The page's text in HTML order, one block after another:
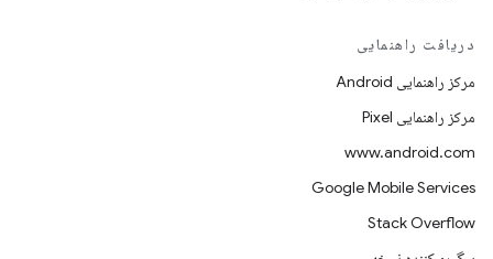
دریافت راهنمایی
مرکز راهنمایی Android
مرکز راهنمایی Pixel
www.android.com
Google Mobile Services
Stack Overflow